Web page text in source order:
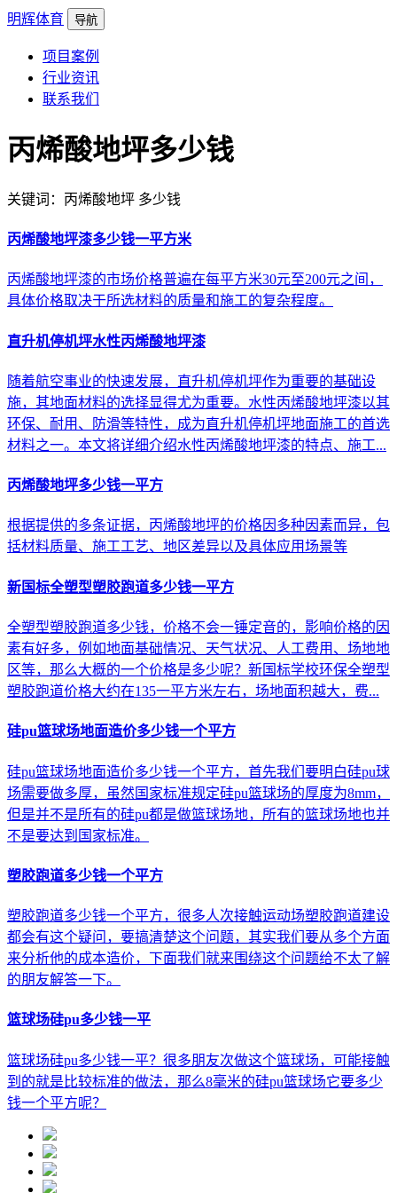
明辉体育 导航
项目案例
行业资讯
联系我们
丙烯酸地坪多少钱
关键词：丙烯酸地坪 多少钱
丙烯酸地坪漆多少钱一平方米
丙烯酸地坪漆的市场价格普遍在每平方米30元至200元之间，
具体价格取决于所选材料的质量和施工的复杂程度。
直升机停机坪水性丙烯酸地坪漆
随着航空事业的快速发展，直升机停机坪作为重要的基础设
施，其地面材料的选择显得尤为重要。水性丙烯酸地坪漆以其
环保、耐用、防滑等特性，成为直升机停机坪地面施工的首选
材料之一。本文将详细介绍水性丙烯酸地坪漆的特点、施工...
丙烯酸地坪多少钱一平方
根据提供的多条证据，丙烯酸地坪的价格因多种因素而异，包
括材料质量、施工工艺、地区差异以及具体应用场景等
新国标全塑型塑胶跑道多少钱一平方
全塑型塑胶跑道多少钱，价格不会一锤定音的，影响价格的因
素有好多，例如地面基础情况、天气状况、人工费用、场地地
区等，那么大概的一个价格是多少呢？新国标学校环保全塑型
塑胶跑道价格大约在135一平方米左右，场地面积越大，费...
硅pu篮球场地面造价多少钱一个平方
硅pu篮球场地面造价多少钱一个平方，首先我们要明白硅pu球
场需要做多厚，虽然国家标准规定硅pu篮球场的厚度为8mm，
但是并不是所有的硅pu都是做篮球场地，所有的篮球场地也并
不是要达到国家标准。
塑胶跑道多少钱一个平方
塑胶跑道多少钱一个平方，很多人次接触运动场塑胶跑道建设
都会有这个疑问，要搞清楚这个问题，其实我们要从多个方面
来分析他的成本造价，下面我们就来围绕这个问题给不太了解
的朋友解答一下。
篮球场硅pu多少钱一平
篮球场硅pu多少钱一平？很多朋友次做这个篮球场，可能接触
到的就是比较标准的做法，那么8毫米的硅pu篮球场它要多少
钱一个平方呢？